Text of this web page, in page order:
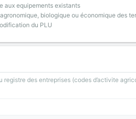
aux equipements existants
biologique ou économique des
du PLU
registre des entreprises (codes d’activite